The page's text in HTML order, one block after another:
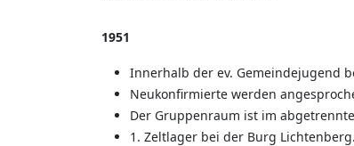
1951
Innerhalb der ev. Gemeindejugend
Neukonfirmierte werden
Der Gruppenraum ist im
1. Zeltlager bei der Burg Lichtenberg.